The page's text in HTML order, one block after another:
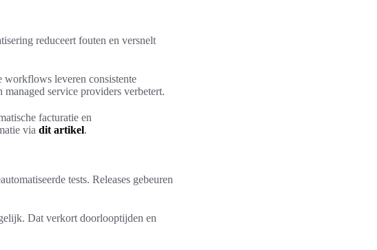
reduceert fouten en versnelt
workflows leveren consistente
service providers verbetert.
facturatie en
via dit artikel.
tests. Releases gebeuren
Dat verkort doorlooptijden en